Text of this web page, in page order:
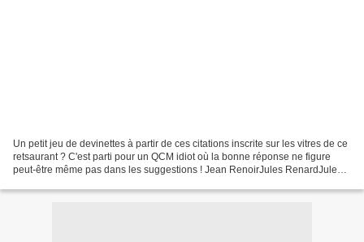
Un petit jeu de devinettes à partir de ces citations inscrite sur les vitres de ce
retsaurant ? C'est parti pour un QCM idiot où la bonne réponse ne figure
peut-être même pas dans les suggestions ! Jean RenoirJules RenardJules